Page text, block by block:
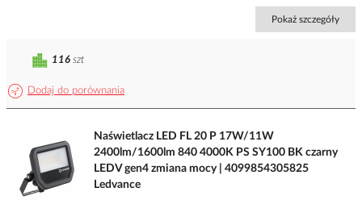
Pokaż szczegóły
Dodaj do porównania
116 szt
Naświetlacz LED FL 20 P 17W/11W
2400lm/1600lm 840 4000K PS SY100 BK czarny
LEDV gen4 zmiana mocy | 4099854305825
Ledvance